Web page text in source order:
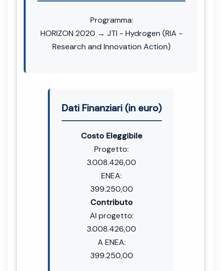
Programma:
HORIZON 2020 → JTI - Hydrogen (RIA -
Research and Innovation Action)
Dati Finanziari (in euro)
Costo Eleggibile
Progetto:
3.008.426,00
ENEA:
399.250,00
Contributo
Al progetto:
3.008.426,00
A ENEA:
399.250,00